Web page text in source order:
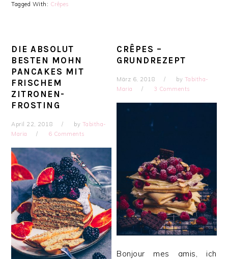
Tagged With: Crêpes
DIE ABSOLUT
BESTEN MOHN
PANCAKES MIT
FRISCHEM
ZITRONEN-
FROSTING
April 22, 2018 by Tabitha-
Maria
6 Comments
CRÊPES –
GRUNDREZEPT
März 6, 2018 by Tabitha-
Maria
3 Comments
Bonjour mes amis, ich